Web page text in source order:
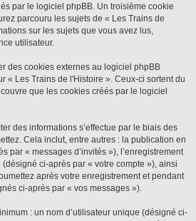
par le logiciel phpBB. Un troisième cookie
parcouru les sujets de « Les Trains de
sur les sujets que vous avez lus,
utilisateur.
des cookies externes au logiciel phpBB
« Les Trains de l'Histoire ». Ceux-ci sortent du
que les cookies créés par le logiciel
des informations s’effectue par le biais des
Cela inclut, entre autres : la publication en
par « messages d’invités »), l’enregistrement
ci-après par « votre compte »), ainsi
après votre enregistrement et pendant
ci-après par « vos messages »).
: un nom d’utilisateur unique (désigné ci-